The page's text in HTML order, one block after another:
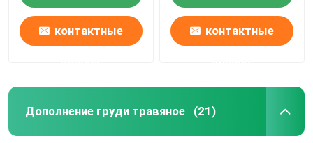
контактные контактные
Дополнение груди травяное (21)